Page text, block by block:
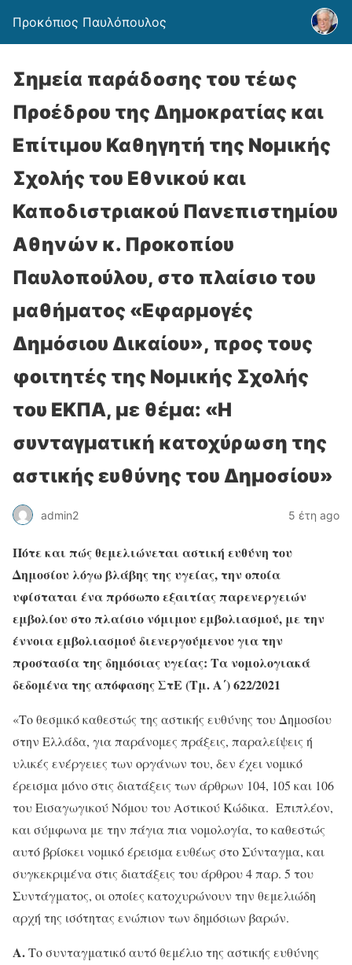
Προκόπιος Παυλόπουλος
Σημεία παράδοσης του τέως
Προέδρου της Δημοκρατίας και
Επίτιμου Καθηγητή της Νομικής
Σχολής του Εθνικού και
Καποδιστριακού Πανεπιστημίου
Αθηνών κ. Προκοπίου
Παυλοπούλου, στο πλαίσιο του
μαθήματος «Εφαρμογές
Δημόσιου Δικαίου», προς τους
φοιτητές της Νομικής Σχολής
του ΕΚΠΑ, με θέμα: «Η
συνταγματική κατοχύρωση της
αστικής ευθύνης του Δημοσίου»
admin2 5 έτη ago
Πότε και πώς θεμελιώνεται αστική ευθύνη του
Δημοσίου λόγω βλάβης της υγείας, την οποία
υφίσταται ένα πρόσωπο εξαιτίας παρενεργειών
εμβολίου στο πλαίσιο νόμιμου εμβολιασμού, με την
έννοια εμβολιασμού διενεργούμενου για την
προστασία της δημόσιας υγείας: Τα νομολογιακά
δεδομένα της απόφασης ΣτΕ (Τμ. Α΄) 622/2021
«Το θεσμικό καθεστώς της αστικής ευθύνης του Δημοσίου
στην Ελλάδα, για παράνομες πράξεις, παραλείψεις ή
υλικές ενέργειες των οργάνων του, δεν έχει νομικό
έρεισμα μόνο στις διατάξεις των άρθρων 104, 105 και 106
του Εισαγωγικού Νόμου του Αστικού Κώδικα. Επιπλέον,
και σύμφωνα με την πάγια πια νομολογία, το καθεστώς
αυτό βρίσκει νομικό έρεισμα ευθέως στο Σύνταγμα, και
συγκεκριμένα στις διατάξεις του άρθρου 4 παρ. 5 του
Συντάγματος, οι οποίες κατοχυρώνουν την θεμελιώδη
αρχή της ισότητας ενώπιον των δημόσιων βαρών.
Α.Το συνταγματικό αυτό θεμέλιο της αστικής ευθύνης